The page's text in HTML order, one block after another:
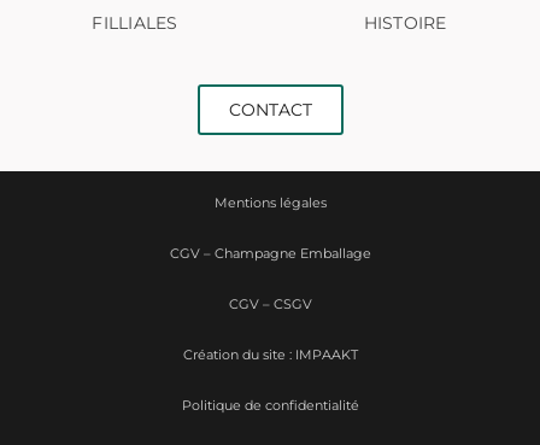
FILLIALES HISTOIRE
CONTACT
Mentions légales
CGV – Champagne Emballage
CGV – CSGV
Politique de confidentialité
Création du site : IMPAAKT